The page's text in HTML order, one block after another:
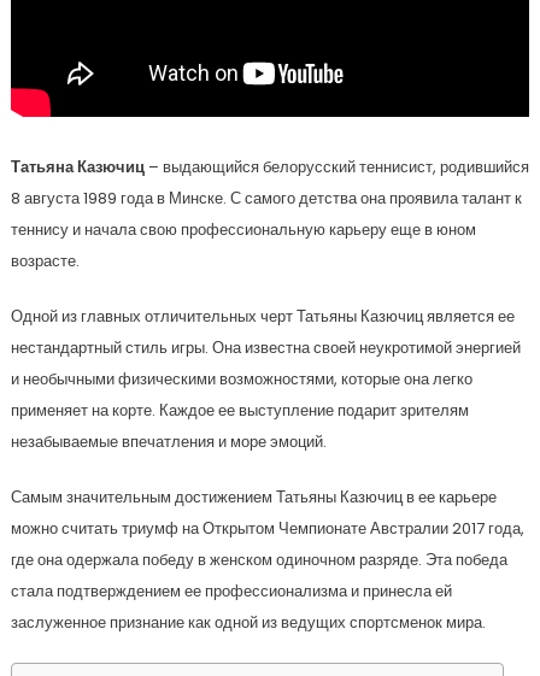
Татьяна Казючиц– выдающийся белорусский теннисист, родившийся
8 августа 1989 года в Минске. С самого детства она проявила талант к
теннису и начала свою профессиональную карьеру еще в юном
возрасте.
Одной из главных отличительных черт Татьяны Казючиц является ее
нестандартный стиль игры. Она известна своей неукротимой энергией
и необычными физическими возможностями, которые она легко
применяет на корте. Каждое ее выступление подарит зрителям
незабываемые впечатления и море эмоций.
Самым значительным достижением Татьяны Казючиц в ее карьере
можно считать триумф на Открытом Чемпионате Австралии 2017 года,
где она одержала победу в женском одиночном разряде. Эта победа
стала подтверждением ее профессионализма и принесла ей
заслуженное признание как одной из ведущих спортсменок мира.